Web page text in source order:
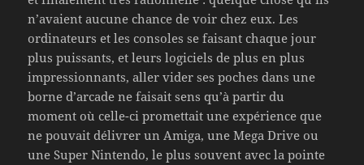
n’avaient aucune chance de voir chez eux. Les
ordinateurs et les consoles se faisant chaque jour
plus puissants, et leurs logiciels de plus en plus
impressionnants, aller vider ses poches dans une
borne d’arcade ne faisait sens qu’à partir du
moment où celle-ci promettait une expérience que
ne pouvait délivrer un Amiga, une Mega Drive ou
une Super Nintendo, le plus souvent avec la pointe